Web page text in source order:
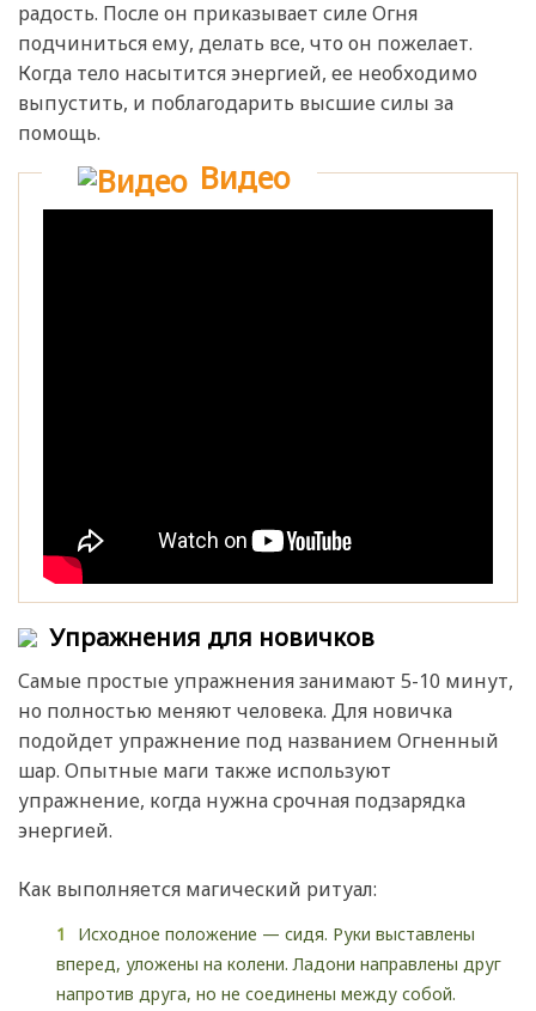
радость. После он приказывает силе Огня
подчиниться ему, делать все, что он пожелает.
Когда тело насытится энергией, ее необходимо
выпустить, и поблагодарить высшие силы за
помощь.
Видео
Упражнения для новичков
Самые простые упражнения занимают 5-10 минут,
но полностью меняют человека. Для новичка
подойдет упражнение под названием Огненный
шар. Опытные маги также используют
упражнение, когда нужна срочная подзарядка
энергией.
Как выполняется магический ритуал:
Исходное положение — сидя. Руки выставлены
вперед, уложены на колени. Ладони направлены друг
напротив друга, но не соединены между собой.